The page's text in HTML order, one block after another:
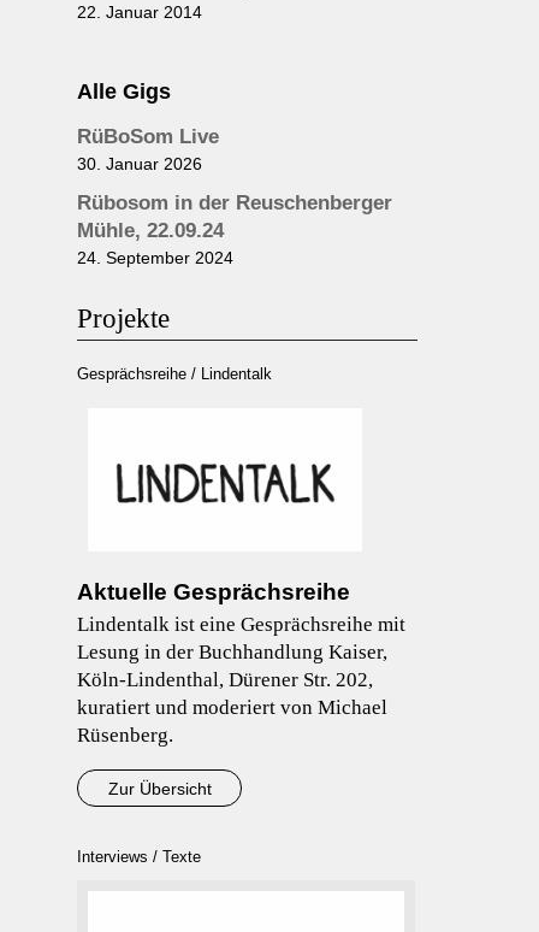
22. Januar 2014
Alle Gigs
RüBoSom Live
30. Januar 2026
Rübosom in der Reuschenberger
Mühle, 22.09.24
24. September 2024
Projekte
Gesprächsreihe / Lindentalk
Aktuelle Gesprächsreihe
Lindentalk ist eine Gesprächsreihe mit
Lesung in der Buchhandlung Kaiser,
Köln-Lindenthal, Dürener Str. 202,
kuratiert und moderiert von Michael
Rüsenberg.
Zur Übersicht
Interviews / Texte